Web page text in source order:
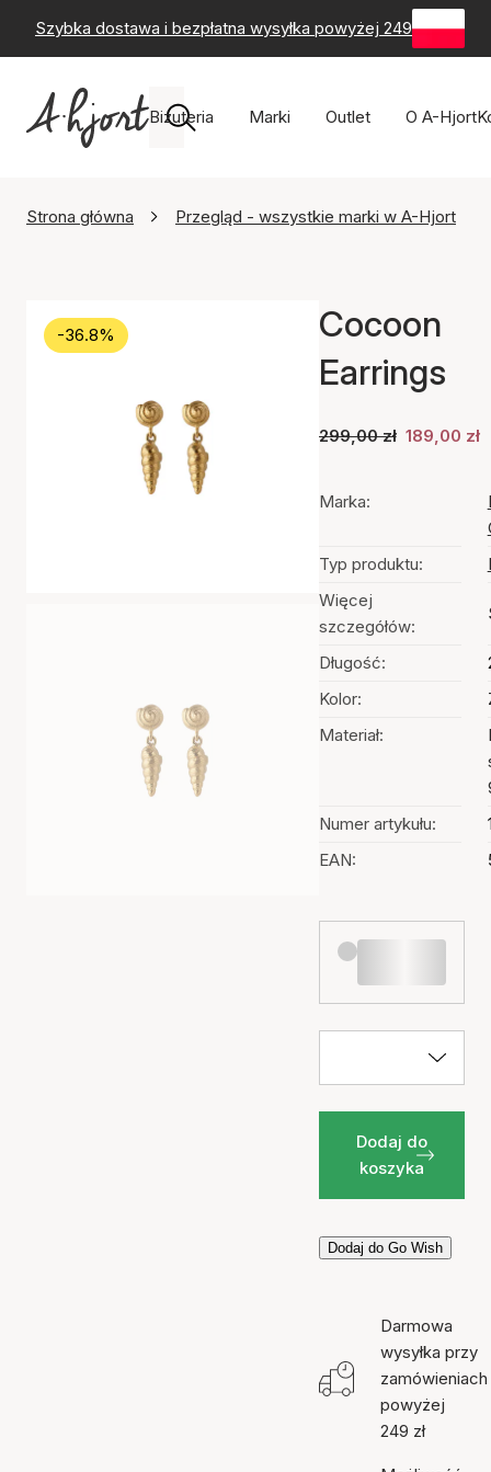
Szybka dostawa i bezpłatna wysyłka powyżej 249 zł -
Biżuteria Marki Outlet O A-Hjort
Strona główna Przegląd - wszystkie marki w A-Hjort
-36.8%
Cocoon
Earrings
299,00 zł 189,00 zł
Marka:
Typ produktu:
Więcej
szczegółów:
Długość:
Kolor:
Materiał:
Numer artykułu:
EAN:
Dodaj do
koszyka
Dodaj do Go Wish
Darmowa
wysyłka przy
zamówieniach
powyżej
249 zł